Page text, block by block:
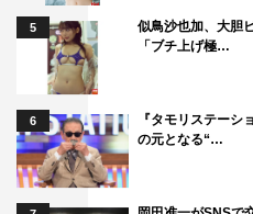
5
似鳥沙也加、大胆
「ブチ上げ極…
6
『タモリステー
の元となる“…